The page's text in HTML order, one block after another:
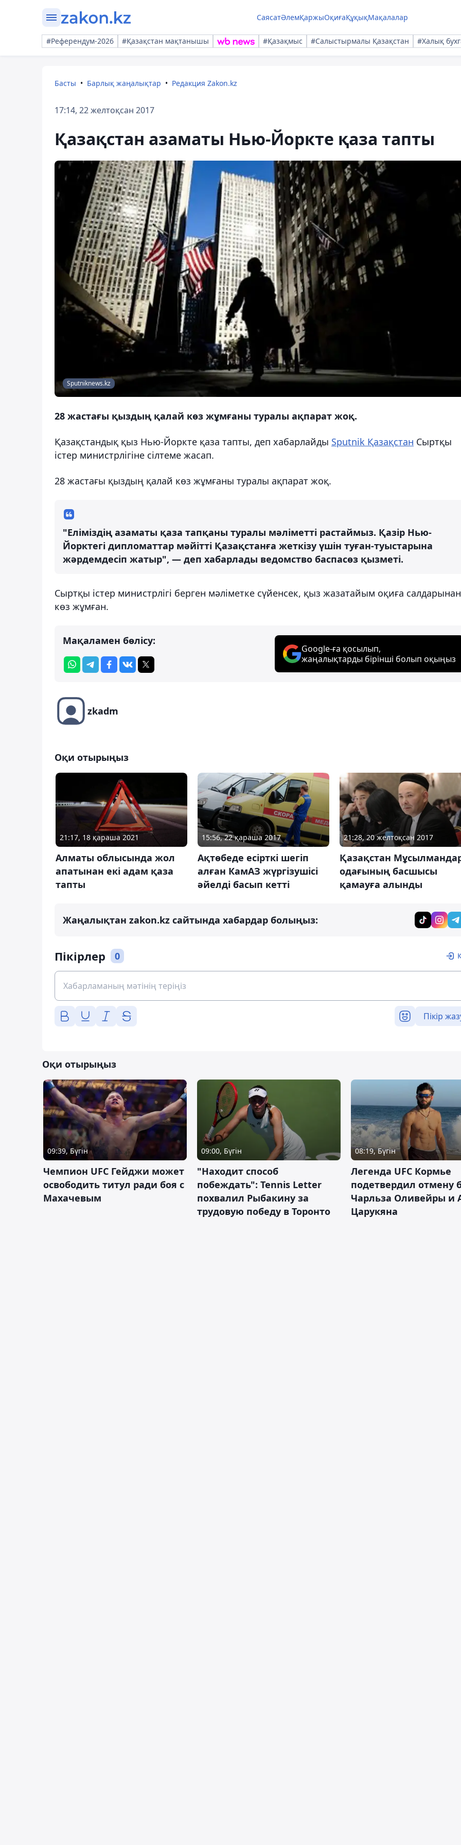
СаясатӘлемҚаржыОқиғаҚұқықМақалалар
#Референдум-2026 #Қазақстан мақтанышы #Қазақмыс #Салыстырмалы Қазақстан #Халық
Басты Барлық жаңалықтар Редакция Zakon.kz
17:14, 22 желтоқсан 2017
Қазақстан азаматы Нью-Йоркте қаза тапты
Sputniknews.kz
28 жастағы қыздың қалай көз жұмғаны туралы ақпарат жоқ.
Қазақстандық қыз Нью-Йоркте қаза тапты, деп хабарлайды Sputnik Қазақстан Сыртқы
істер министрлігіне сілтеме жасап.
28 жастағы қыздың қалай көз жұмғаны туралы ақпарат жоқ.
"Еліміздің азаматы қаза тапқаны туралы мәліметті растаймыз. Қазір Нью-
Йорктегі дипломаттар мәйітті Қазақстанға жеткізу үшін туған-туыстарына
жәрдемдесіп жатыр", — деп хабарлады ведомство баспасөз қызметі.
Сыртқы істер министрлігі берген мәліметке сүйенсек, қыз жазатайым оқиға салдарынан
көз жұмған.
Мақаламен бөлісу:
Google-ға қосылып,
жаңалықтарды бірінші болып оқыңыз
zkadm
Оқи отырыңыз
21:17, 18 қараша 2021
Алматы облысында жол
апатынан екі адам қаза
тапты
15:56, 22 қараша 2017
Ақтөбеде есірткі шегіп
алған КамАЗ жүргізушісі
әйелді басып кетті
21:28, 20 желтоқсан 2017
Қазақстан
одағының басшысы
қамауға алынды
Жаңалықтан zakon.kz сайтында хабардар болыңыз:
Пікірлер 0
Пікір
Оқи отырыңыз
09:39, Бүгін
Чемпион UFC Гейджи может
освободить титул ради боя с
Махачевым
09:00, Бүгін
"Находит способ
побеждать": Tennis Letter
похвалил Рыбакину за
трудовую победу в Торонто
08:19, Бүгін
Легенда UFC Кормье
подетвердил отмену
Чарльза Оливейры и
Царукяна